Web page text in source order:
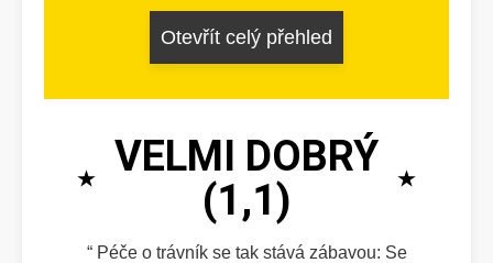
Otevřít celý přehled
VELMI DOBRÝ
(1,1)
Péče o trávník se tak stává zábavou: Se